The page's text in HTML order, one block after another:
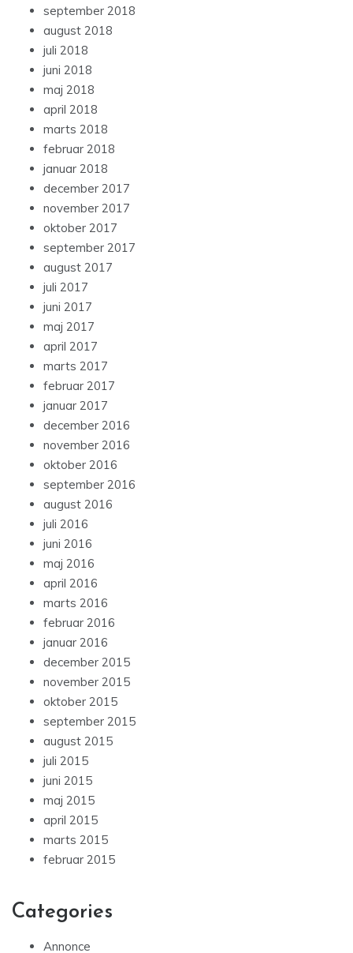
september 2018
august 2018
juli 2018
juni 2018
maj 2018
april 2018
marts 2018
februar 2018
januar 2018
december 2017
november 2017
oktober 2017
september 2017
august 2017
juli 2017
juni 2017
maj 2017
april 2017
marts 2017
februar 2017
januar 2017
december 2016
november 2016
oktober 2016
september 2016
august 2016
juli 2016
juni 2016
maj 2016
april 2016
marts 2016
februar 2016
januar 2016
december 2015
november 2015
oktober 2015
september 2015
august 2015
juli 2015
juni 2015
maj 2015
april 2015
marts 2015
februar 2015
Categories
Annonce